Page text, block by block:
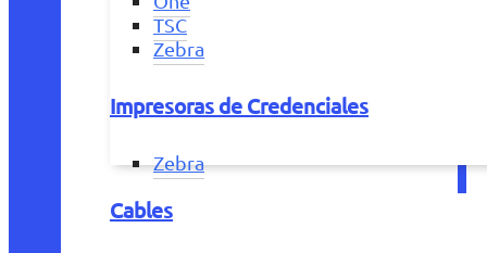
TSC
Zebra
Impresoras de Credenciales
Zebra
Cables